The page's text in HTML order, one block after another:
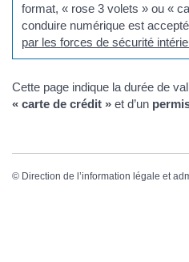
format, « rose 3 volets » ou «
conduire numérique est accepté
par les forces de sécurité
Cette page indique la durée de
« carte de crédit » et d’un
© Direction de l’information légale et